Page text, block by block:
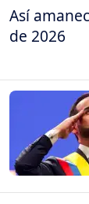
Así
de 2026